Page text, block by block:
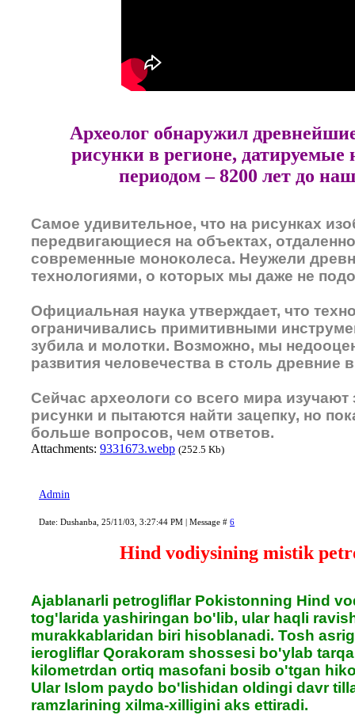
Археолог обнаружил
рисунки в регионе, датируемые
периодом – 8200 лет до
Самое удивительное, что на рисунках
передвигающиеся на объектах,
современные моноколеса. Неужели
технологиями, о которых мы даже не
Официальная наука утверждает, что
ограничивались примитивными
зубила и молотки. Возможно, мы
развития человечества в столь древние
Сейчас археологи со всего мира изучают
рисунки и пытаются найти зацепку, но
больше вопросов, чем ответов.
Attachments: 9331673.webp (252.5 Kb)
Admin
Date: Dushanba, 25/11/03, 3:27:44 PM | Message # 6
Hind vodiysining mistik
Ajablanarli petrogliflar Pokistonning Hind
tog'larida yashiringan bo'lib, ular haqli
murakkablaridan biri hisoblanadi. Tosh
ierogliflar Qorakoram shossesi bo'ylab
kilometrdan ortiq masofani bosib o'tgan
Ular Islom paydo bo'lishidan oldingi davr
ramzlarining xilma-xilligini aks ettiradi.